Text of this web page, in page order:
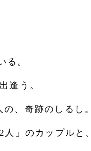
る。
逢う。
の、奇跡のしるし。
人」のカップルと、